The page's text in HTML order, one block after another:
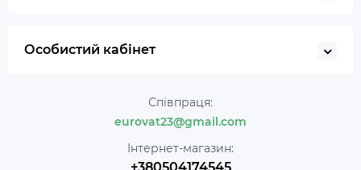
Особистий кабінет
Співпраця:
eurovat23@gmail.com
Інтернет-магазин: